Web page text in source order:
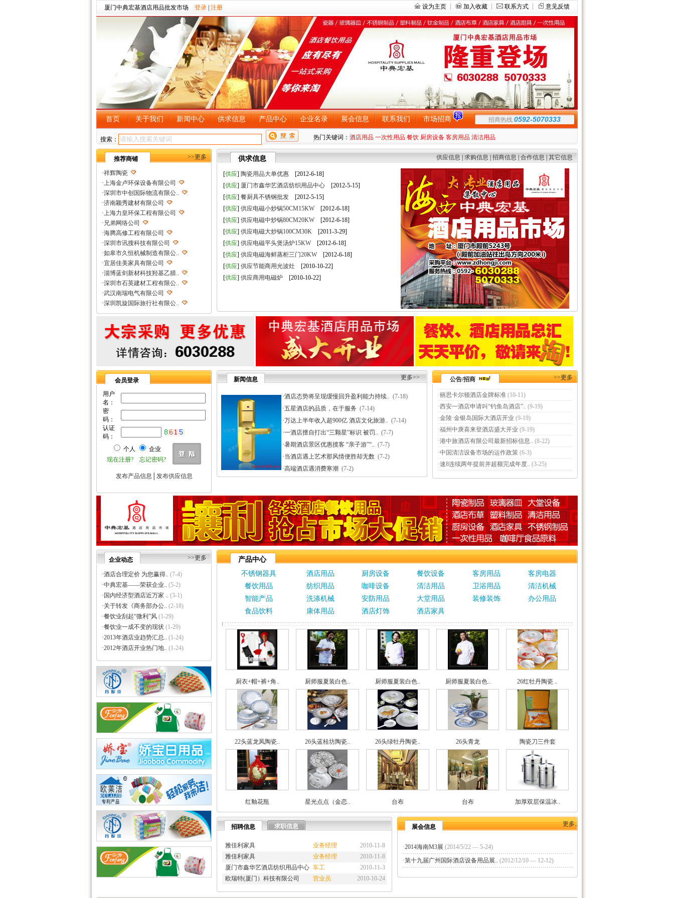
厦门中典宏基酒店用品批发市场 登录 注册 设为主页 ┊ 加入收藏 ┊ 联系方式 ┊ 意见反馈
首页 关于我们 新闻中心 供求信息 产品中心 企业名录 展会信息 联系我们 市场招商 招商热线:0592-5070333
搜索： 热门关键词： 酒店用品 一次性用品 餐饮 厨房设备 客房用品 清洁用品
推荐商铺 >>更多
·祥辉陶瓷
·上海金卢环保设备有限公司
·深圳市中创国际物流有限公..
·济南颖秀建材有限公司
·上海力皇环保工程有限公司
· 兄弟网络公司
·海腾高修工程有限公司
·深圳市讯搜科技有限公司
·如皋市久恒机械制造有限公..
·宜居佳美家具有限公司
·淄博蓝剑新材科技羟基乙腈..
·深圳市石英建材工程有限公..
·武汉南瑞电气有限公司
·深圳凯旋国际旅行社有限公..
·重庆天鹰起重机械有限公司
宁波高新区克法拉电子科技..
内蒙古铁骑村
香港欧世敦集团有限公司
·苏州朗玛过滤器材有限公司
·聊城正亿金属材料有限公司
·巩义市国华耐火材料厂
·河南省华升矿机有限公司
·高锋新颖建材（苏州）有限..
·广州劲封行工程机械有限公..
·西安旭航电子科技有限公司
四川亿舟电器设备有限公司
巩义市瑞祥供水材料有限公..
济南云畅网络技术有限公司
洛阳大泉水处理设备有限公..
·郑州大沽贸易有限公司
东莞市立达信皮革有限公司
深圳市元世通电子有限公司
深圳市讯能电子有限公司
德州合丰液压机具有限公司
·泰州市多妮士机械制造有限..
·东莞市幸运（广印牌）印花..
·济南柏克电力设备有限公司
·沧州市德源钢管有限公司
·北京德诺和科技有限公司
·厦门立刻品牌策划有限公司
·巩义市天佑机械制造有限公..
厦门简氏商贸有限公司
祥辉陶瓷
上海金卢环保设备有限公司
深圳市中创国际物流有限公..
·兄弟网络公司
·海腾高修工程有限公司
深圳市讯搜科技有限公司
·如皋市久恒机械制造有限公..
· 宜居佳美家具有限公司
淄博蓝剑新材科技羟基乙腈..
·深圳市石英建材工程有限公..
武汉南瑞电气有限公司
·深圳凯旋国际旅行社有限公..
· 重庆天鹰起重机械有限公司
·宁波高新区克法拉电子科技..
·内蒙古铁骑村
·深圳市新魅影科技有限公司
·香港欧世敦集团有限公司
· 东莞市长岩润滑油有限公司
苏州朗玛过滤器材有限公司
聊城正亿金属材料有限公司
·河南省华升矿机有限公司
·高锋新颖建材（苏州）有限..
广州劲封行工程机械有限公..
供求信息 供应信息 求购信息 招商信息 合作信息 其它信息
[供应] 陶瓷用品大单优惠 [2012-6-18]
[供应] 厦门市鑫华艺酒店纺织用品中心 [2012-5-15]
[供应] 餐厨具不锈钢批发 [2012-5-15]
[供应] 供应电磁小炒锅50CM15KW [2012-6-18]
[供应] 供应电磁中炒锅80CM20KW [2012-6-18]
[供应] 供应电磁大炒锅100CM30K [2011-3-29]
[供应] 供应电磁平头煲汤炉15KW [2012-6-18]
[供应] 供应电磁海鲜蒸柜三门20KW [2012-6-18]
[供应] 供应节能商用光波灶 [2010-10-22]
[供应] 供应商用电磁炉 [2010-10-22]
会员登录
用户
名：
密
码：
认证
码：
个人
企业
现在注册?
忘记密码?
发布产品信息 发布供应信息
新闻信息 更多>>
·酒店态势将呈现缓慢回升盈利能力持续.. (7-18)
·五星酒店的品质，在于服务 (7-14)
·万达上半年收入超900亿 酒店文化旅游.. (7-14)
·一酒店擅自打出“三颗星”标识 被罚.. (7-7)
·暑期酒店景区优惠揽客 “亲子游”“.. (7-7)
·当酒店遇上艺术那风情便胜却无数 (7-2)
·高端酒店遇消费寒潮 (7-2)
公告/招商 >>更多
·丽思卡尔顿酒店金牌标准 (10-11)
·西安一酒店申请叫“钓鱼岛酒店”.. (9-19)
·金陵·金银岛国际大酒店开业 (9-19)
·福州中庚喜来登酒店盛大开业 (9-19)
·港中旅酒店有限公司最新招标信息.. (8-22)
·中国清洁设备市场的运作政策 (6-3)
·速8连续两年提前并超额完成年度.. (3-25)
企业动态 >>更多
·酒店合理定价 为您赢得.. (7-4)
·中典宏基——荣获企业.. (5-2)
· 国内经济型酒店近万家 .. (3-1)
·关于转发《商务部办公.. (2-18)
·餐饮业刮起“微利”风 (1-29)
·餐饮业一成不变的现状 (1-29)
·2013年酒店业趋势汇总.. (1-24)
·2012年酒店开业热门地.. (1-24)
产品中心
不锈钢器具
酒店用品 厨房设备 餐饮设备 客房用品
客房电器
餐饮用品
纺织用品 咖啡设备 清洁用品 卫浴用品
清洁机械
智能产品
洗涤机械 安防用品 大堂用品 装修装饰
办公用品
食品饮料
康体用品 酒店灯饰 酒店家具
厨衣+帽+裤+角.. 厨师服夏装白色.. 厨师服夏装白色.. 厨师服夏装白色.. 26红牡丹陶瓷 ..
22头蓝龙凤陶瓷.. 26头蓝桂坊陶瓷.. 26头绿牡丹陶瓷.. 26头青龙 陶瓷刀三件套
红釉花瓶 星光点点（金恋.. 台布 台布 加厚双层保温冰..
招聘信息 求职信息
雅佳利家具 业务经理
2010-11-8
雅佳利家具
业务经理
2010-11-8
厦门市鑫华艺酒店纺织用品中心 车工
2010-11-3
欧瑞特(厦门）科技有限公司
营业员 2010-10-24
展会信息 更多..
·2014海南M3展 (2014/5/22 — 5-24)
·第十九届广州国际酒店设备用品展.. (2012/12/10 — 12-12)